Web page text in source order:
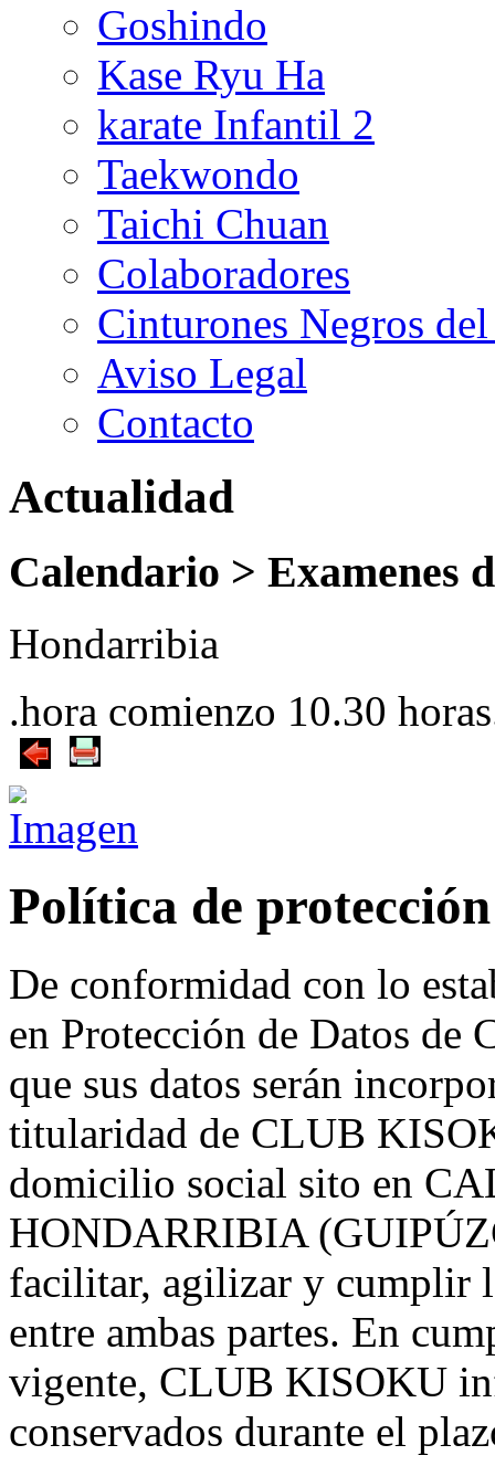
Goshindo
Kase Ryu Ha
karate Infantil 2
Taekwondo
Taichi Chuan
Colaboradores
Cinturones Negros
Aviso Legal
Contacto
Actualidad
Calendario > Examenes
Hondarribia
.hora comienzo 10.30
Política de
De conformidad con lo
en Protección de Datos de
que sus datos serán
titularidad de CLUB
domicilio social sito en
HONDARRIBIA
facilitar, agilizar y cumplir
entre ambas partes. En
vigente, CLUB KISOKU
conservados durante el